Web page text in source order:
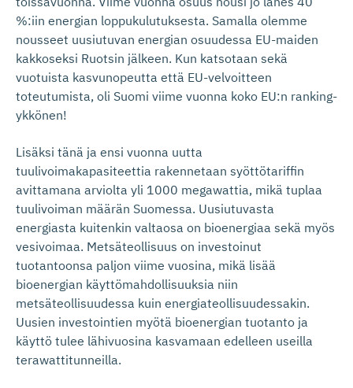
%:iin energian loppukulutuksesta. Samalla olemme
nousseet uusiutuvan energian osuudessa EU-maiden
kakkoseksi Ruotsin jälkeen. Kun katsotaan sekä
vuotuista kasvunopeutta että EU-velvoitteen
toteutumista, oli Suomi viime vuonna koko EU:n ranking-
ykkönen!
Lisäksi tänä ja ensi vuonna uutta
tuulivoimakapasiteettia rakennetaan syöttötariffin
avittamana arviolta yli 1000 megawattia, mikä tuplaa
tuulivoiman määrän Suomessa. Uusiutuvasta
energiasta kuitenkin valtaosa on bioenergiaa sekä myös
vesivoimaa. Metsäteollisuus on investoinut
tuotantoonsa paljon viime vuosina, mikä lisää
bioenergian käyttömahdollisuuksia niin
metsäteollisuudessa kuin energiateollisuudessakin.
Uusien investointien myötä bioenergian tuotanto ja
käyttö tulee lähivuosina kasvamaan edelleen useilla
terawattitunneilla.